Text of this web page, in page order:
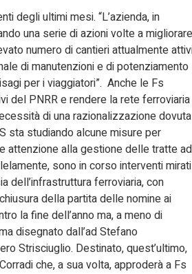
degli ultimi mesi. “L’azienda, in
una serie di azioni volte a migliorare
numero di cantieri attualmente
di manutenzioni e di potenziamento
per i viaggiatori”. Anche le Fs
del PNRR e rendere la rete ferroviaria
di una razionalizzazione dovuta
sta studiando alcune misure per
attenzione alla gestione delle tratte ad
sono in corso interventi mirati
dell’infrastruttura ferroviaria, con
della partita delle nomine ai
la fine dell’anno ma, a meno di
disegnato dall’ad Stefano
Strisciuglio. Destinato, quest’ultimo,
che, a sua volta, approderà a Fs